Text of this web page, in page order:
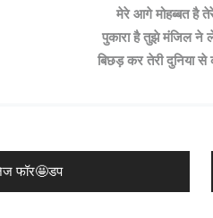
मेरे आगे मोहब्बत है
पुकारा है तुझे मंजिल ने
बिछड़ कर तेरी दुनिया से
फॉर🤩डप